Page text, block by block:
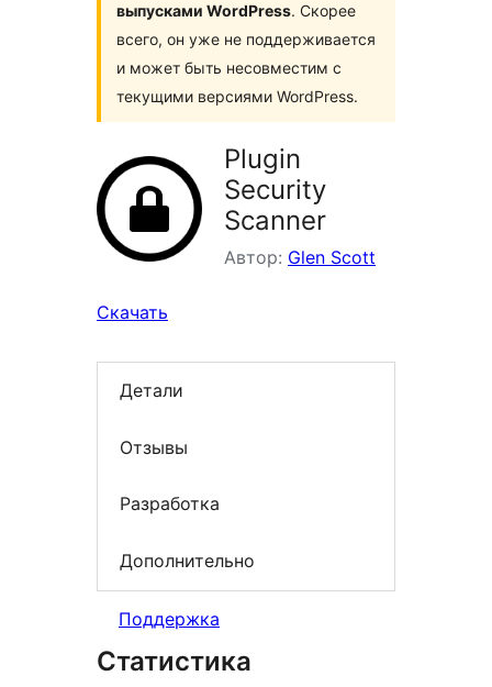
выпусками WordPress. Скорее
всего, он уже не поддерживается
и может быть несовместим с
текущими версиями WordPress.
Plugin
Security
Scanner
Автор: Glen Scott
Скачать
Детали
Отзывы
Разработка
Дополнительно
Поддержка
Статистика